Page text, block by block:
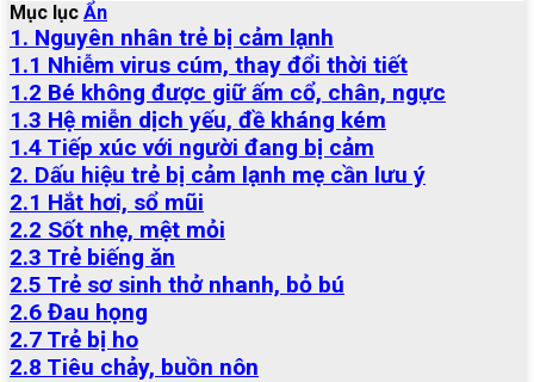
Mục lục Ẩn
1. Nguyên nhân trẻ bị cảm lạnh
1.1 Nhiễm virus cúm, thay đổi thời tiết
1.2 Bé không được giữ ấm cổ, chân, ngực
1.3 Hệ miễn dịch yếu, đề kháng kém
1.4 Tiếp xúc với người đang bị cảm
2. Dấu hiệu trẻ bị cảm lạnh mẹ cần lưu ý
2.1 Hắt hơi, sổ mũi
2.2 Sốt nhẹ, mệt mỏi
2.3 Trẻ biếng ăn
2.5 Trẻ sơ sinh thở nhanh, bỏ bú
2.6 Đau họng
2.7 Trẻ bị ho
2.8 Tiêu chảy, buồn nôn